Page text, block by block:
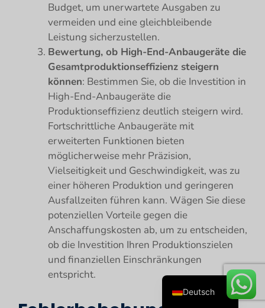
Budget, um unerwartete Ausgaben zu
vermeiden und eine gleichbleibende
Leistung sicherzustellen.
Bewertung, ob High-End-Anbaugeräte die
Gesamtproduktionseffizienz steigern
können: Bestimmen Sie, ob die Investition in
High-End-Anbaugeräte die
Produktionseffizienz deutlich steigern wird.
Fortschrittliche Anbaugeräte mit
erweiterten Funktionen bieten
möglicherweise mehr Präzision,
Vielseitigkeit und Geschwindigkeit, was zu
einer höheren Produktion und geringeren
Ausfallzeiten führen kann. Wägen Sie diese
potenziellen Vorteile gegen die
Anschaffungskosten ab, um zu entscheiden,
ob die Investition Ihren Produktionszielen
und finanziellen Einschränkungen
entspricht.
Deutsch
Français
Português
Русский
Español